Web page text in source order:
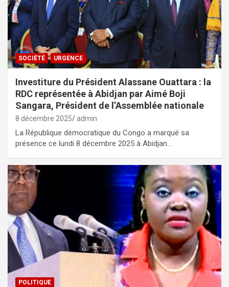
SOCIÉTÉ URGENCE
Investiture du Président Alassane Ouattara : la
RDC représentée à Abidjan par Aimé Boji
Sangara, Président de l’Assemblée nationale
8 décembre 2025 admin
La République démocratique du Congo a marqué sa
présence ce lundi 8 décembre 2025 à Abidjan…
POLITIQUE